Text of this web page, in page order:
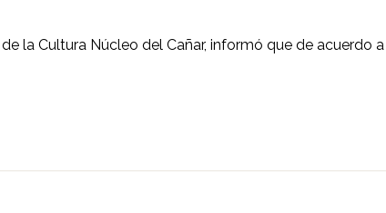
la Cultura Núcleo del Cañar, informó que de acuerdo